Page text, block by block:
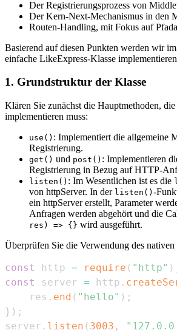
Der Registrierungsprozess von
Der Kern-Next-Mechanismus in den
Routen-Handling, mit Fokus auf
Basierend auf diesen Punkten werden wir
einfache LikeExpress-Klasse
1. Grundstruktur der Klasse
Klären Sie zunächst die Hauptmethoden, die
implementieren muss:
use() : Implementiert die allgemeine
Registrierung.
get() und post() : Implementieren
Registrierung in Bezug auf HTTP-
listen() : Im Wesentlichen ist es die
von httpServer. In der listen() -
ein httpServer erstellt, Parameter
Anfragen werden abgehört und die
res) => {} wird ausgeführt.
Überprüfen Sie die Verwendung des
const http = require ( "http" )
const
server = http .
    res
. end ( "hello" ) ;
} ) ;
server . listen ( 3003 ,